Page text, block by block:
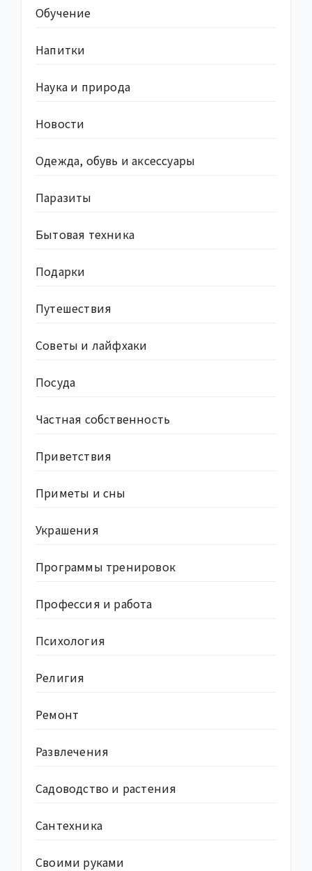
Обучение
Напитки
Наука и природа
Новости
Одежда, обувь и аксессуары
Паразиты
Бытовая техника
Подарки
Путешествия
Советы и лайфхаки
Посуда
Частная собственность
Приветствия
Приметы и сны
Украшения
Программы тренировок
Профессия и работа
Психология
Религия
Ремонт
Развлечения
Садоводство и растения
Сантехника
Своими руками